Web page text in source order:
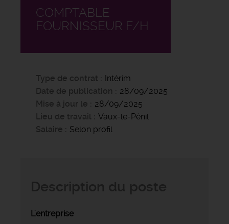
COMPTABLE
FOURNISSEUR F/H
Type de contrat
Intérim
Date de publication
28/09/2025
Mise à jour le
28/09/2025
Lieu de travail
Vaux-le-Pénil
Salaire
Selon profil
L'entreprise